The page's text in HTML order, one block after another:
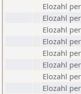
Elozahl
Elozahl
Elozahl
Elozahl
Elozahl
Elozahl
Elozahl
Elozahl